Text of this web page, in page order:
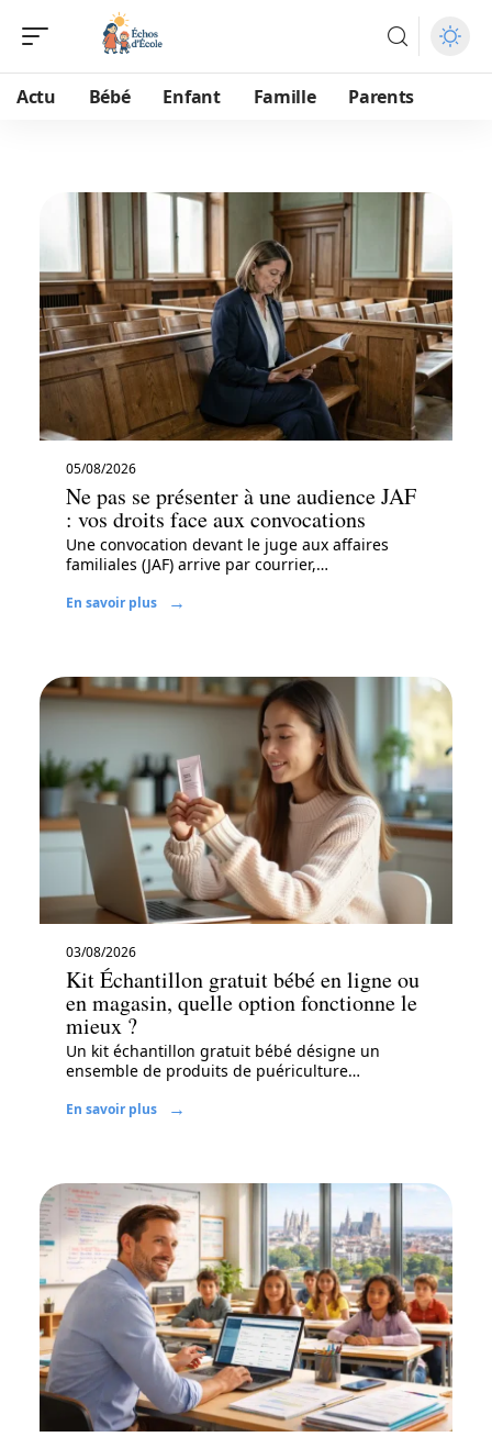
Actu Bébé Enfant Famille Parents
05/08/2026
Ne pas se présenter à une audience JAF
: vos droits face aux convocations
Une convocation devant le juge aux affaires
familiales (JAF) arrive par courrier,…
En savoir plus
03/08/2026
Kit Échantillon gratuit bébé en ligne ou
en magasin, quelle option fonctionne le
mieux ?
Un kit échantillon gratuit bébé désigne un
ensemble de produits de puériculture…
En savoir plus